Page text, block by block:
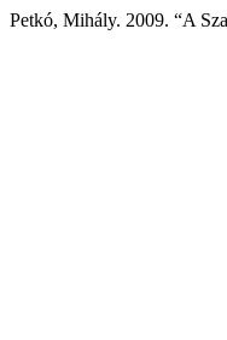
Petkó, Mihály. 2009. “A